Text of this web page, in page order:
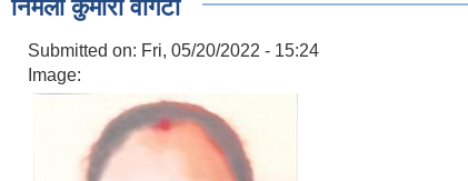
निर्मला कुमारी वाेगटी
Submitted on: Fri, 05/20/2022 - 15:24
Image: